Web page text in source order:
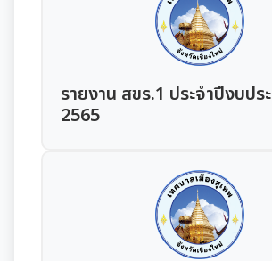
ผลการคัดเลือกพนักงานผู้มีคุณธรร
ซักซ้อมแนวทางปฏิบัติการใช้รถยนต์
แผนอัตรากำลัง 3 ปี
การบริหารและพัฒนาทรัพยากรบุคคล
แผนการบริหารและพัฒนาทรัพยากร
รายงานผลการบริหารและพัฒนาทรั
แนวปฏิบัติการจัดการเรื่องร้องเรียน
ข้อมูลสถิติเรื่องร้องเรียนการทุจริตแ
การขับเคลื่อนนโยบาย No Gift Policy
ประกาศเจตนารมณ์นโยบาย No
มาตรการส่งเสริมคุณธรรมและความโปร่ง
รายงาน สขร.1 ประจำปีงบป
2565